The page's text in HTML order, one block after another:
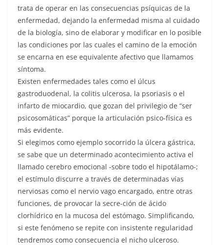
trata de operar en las consecuencias psíquicas de la
enfermedad, dejando la enfermedad misma al cuidado
de la biología, sino de elaborar y modificar en lo posible
las condiciones por las cuales el camino de la emoción
se encarna en ese equivalente afectivo que llamamos
síntoma.
Existen enfermedades tales como el úlcus
gastroduodenal, la colitis ulcerosa, la psoriasis o el
infarto de miocardio, que gozan del privilegio de “ser
psicosomáticas” porque la articulación psico-física es
más evidente.
Si elegimos como ejemplo socorrido la úlcera gástrica,
se sabe que un determinado acontecimiento activa el
llamado cerebro emocional -sobre todo el hipotálamo-;
el estímulo discurre a través de determinadas vías
nerviosas como el nervio vago encargado, entre otras
funciones, de provocar la secre-ción de ácido
clorhídrico en la mucosa del estómago. Simplificando,
si este fenómeno se repite con insistente regularidad
tendremos como consecuencia el nicho ulceroso.